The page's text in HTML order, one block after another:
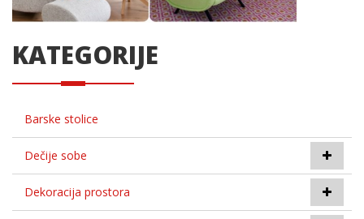
KATEGORIJE
Barske stolice
Dečije sobe
Dekoracija prostora